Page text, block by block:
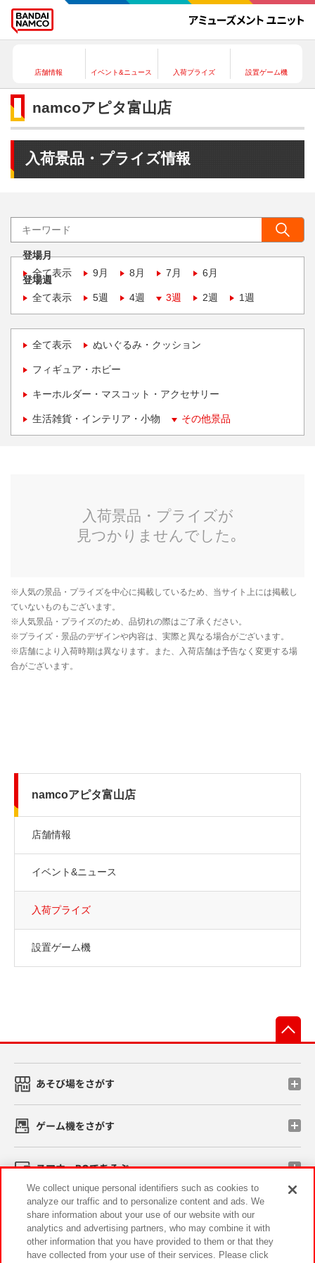
店舗情報 イベント&ニュース 入荷プライズ 設置ゲーム機
namcoアピタ富山店
入荷景品・プライズ情報
登場月
全て表示
9月 8月 7月 6月
登場週
全て表示
5週 4週 3週 2週 1週
全て表示 ぬいぐるみ・クッション
フィギュア・ホビー
キーホルダー・マスコット・アクセサリー
生活雑貨・インテリア・小物 その他景品
namcoアピタ富山店
店舗情報
イベント&ニュース
入荷プライズ
設置ゲーム機
あそび場をさがす
ゲーム機をさがす
スマホ・PCであそぶ
イベント・キャンペーン
We collect unique personal identifiers such as cookies to
analyze our traffic and to personalize content and ads. We
share information about your use of our website with our
analytics and advertising partners, who may combine it with
other information that you have provided to them or that they
have collected from your use of their services. Please click